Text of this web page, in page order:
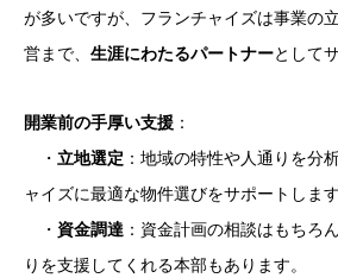
が多いですが、フランチャイズは事業の
営まで、 生涯にわたるパートナーとして
開業前の手厚い支援 ：
・ 立地選定 ：地域の特性や人通りを分
ャイズに最適な物件選びをサポートします
・ 資金調達 ：資金計画の相談はもちろ
りを支援してくれる本部もあります。